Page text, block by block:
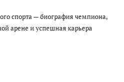
спорта — биография чемпиона,
арене и успешная карьера